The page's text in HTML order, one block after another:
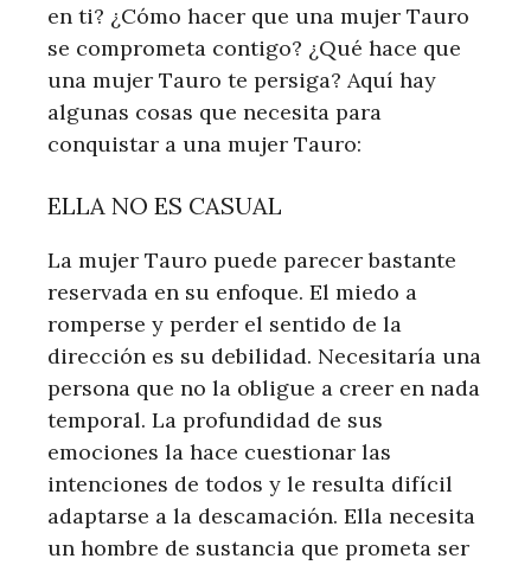
en ti? ¿Cómo hacer que una mujer Tauro
se comprometa contigo? ¿Qué hace que
una mujer Tauro te persiga? Aquí hay
algunas cosas que necesita para
conquistar a una mujer Tauro:
ELLA NO ES CASUAL
La mujer Tauro puede parecer bastante
reservada en su enfoque. El miedo a
romperse y perder el sentido de la
dirección es su debilidad. Necesitaría una
persona que no la obligue a creer en nada
temporal. La profundidad de sus
emociones la hace cuestionar las
intenciones de todos y le resulta difícil
adaptarse a la descamación. Ella necesita
un hombre de sustancia que prometa ser